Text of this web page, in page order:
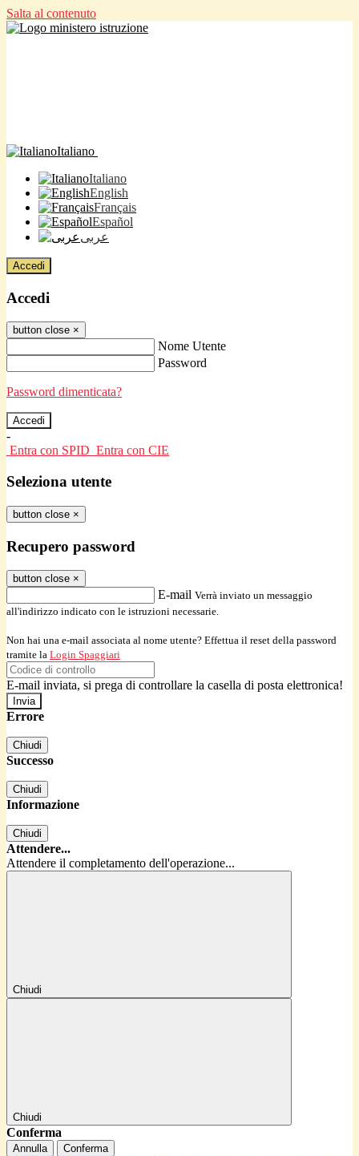
Salta al contenuto
Italiano
Italiano
English
Français
Español
عربى
Accedi
Accedi
button close ×
Nome Utente
Password
Password dimenticata?
-
Entra con SPID Entra con CIE
Seleziona utente
button close ×
Recupero password
button close ×
E-mail Verrà inviato un messaggio
all'indirizzo indicato con le istruzioni necessarie.
Non hai una e-mail associata al nome utente? Effettua il reset della password
tramite la Login Spaggiari
E-mail inviata, si prega di controllare la casella di posta elettronica!
Errore
Chiudi
Successo
Chiudi
Informazione
Chiudi
Attendere...
Attendere il completamento dell'operazione...
Chiudi
Chiudi
Conferma
Annulla Conferma